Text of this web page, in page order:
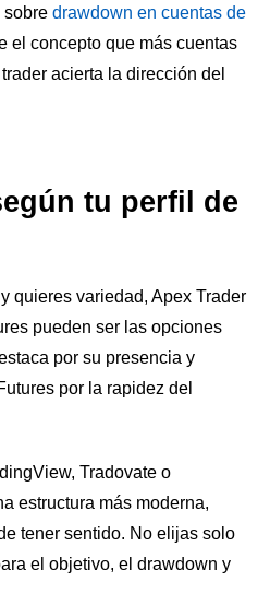
sobre drawdown en cuentas de
el concepto que más cuentas
acierta la dirección del
tu perfil de
quieres variedad, Apex Trader
pueden ser las opciones
por su presencia y
por la rapidez del
Tradovate o
estructura más moderna,
tener sentido. No elijas solo
el objetivo, el drawdown y